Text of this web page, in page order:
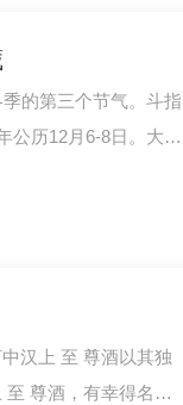
的第三个节气。斗指
公历12月6-8日。大雪
汉上 至 尊酒以其独
尊酒，有幸得名家